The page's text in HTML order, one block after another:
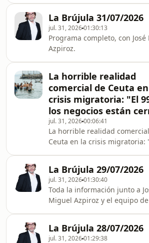
La Brújula 31/07/2026
jul. 31, 202601:30:13
Programa completo, con
Azpiroz.
La horrible realidad
comercial de Ceuta
crisis migratoria: "El
los negocios están
jul. 31, 202600:06:41
La horrible realidad
Ceuta en la crisis migratoria:
La Brújula 29/07/2026
jul. 31, 202601:30:40
Toda la información junto a
Miguel Azpiroz y el equipo de
La Brújula 28/07/2026
jul. 31, 202601:29:38